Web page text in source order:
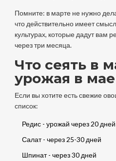
Помните: в марте не нужно
что действительно имеет
культурах, которые дадут вам
через три месяца.
Что сеять в
урожая в
Если вы хотите есть свежие
список:
Редис - урожай через 20 дней
Салат - через 25-30 дней
Шпинат - через 30 дней